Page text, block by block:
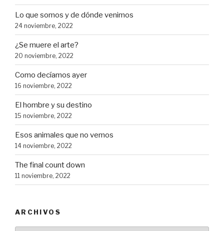
Lo que somos y de dónde venimos
24 noviembre, 2022
¿Se muere el arte?
20 noviembre, 2022
Como decíamos ayer
16 noviembre, 2022
El hombre y su destino
15 noviembre, 2022
Esos animales que no vemos
14 noviembre, 2022
The final count down
11 noviembre, 2022
ARCHIVOS